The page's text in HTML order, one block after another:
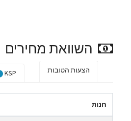
השוואת מחירים
הצעות הטובות KSP
חנות